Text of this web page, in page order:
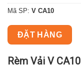
Mã SP: V CA10
ĐẶT HÀNG
Rèm Vải V CA10